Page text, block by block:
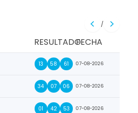
/
RESULTADOFECHA
13 58 61 07-08-2026
34 07 06 07-08-2026
01 42 53 07-08-2026